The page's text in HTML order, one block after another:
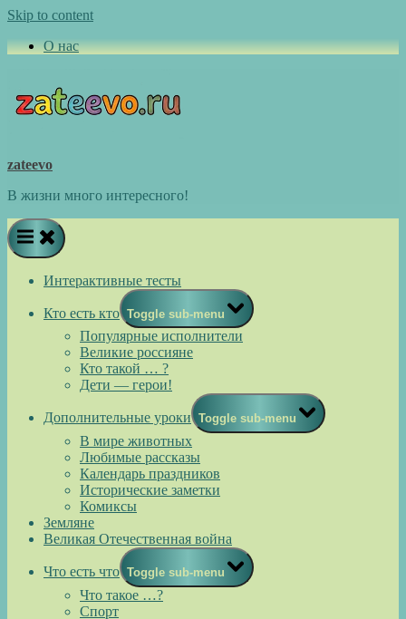
Skip to content
О нас
zateevo
В жизни много интересного!
Интерактивные тесты
Кто есть кто Toggle sub-menu
Популярные исполнители
Великие россияне
Кто такой … ?
Дети — герои!
Дополнительные уроки Toggle sub-menu
В мире животных
Любимые рассказы
Календарь праздников
Исторические заметки
Комиксы
Земляне
Великая Отечественная война
Что есть что Toggle sub-menu
Что такое …?
Спорт